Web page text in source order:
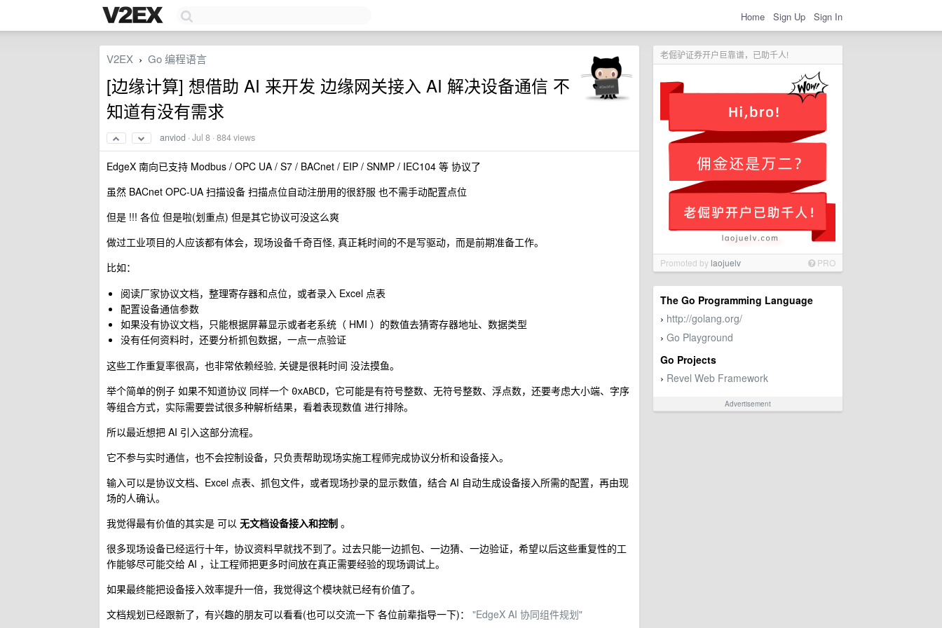
Home Sign Up Sign In
老倔驴证券开户巨靠谱，已助千人!
Promoted bylaojuelv PRO
The Go Programming Language
› http://golang.org/
› Go Playground
Go Projects
› Revel Web Framework
Advertisement
V2EX › Go 编程语言
[边缘计算] 想借助 AI 来开发 边缘网关接入 AI 解决设备通信 不
知道有没有需求
anviod ·Jul 8 · 884 views
EdgeX 南向已支持 Modbus / OPC UA / S7 / BACnet / EIP / SNMP / IEC104 等 协议了
虽然 BACnet OPC-UA 扫描设备 扫描点位自动注册用的很舒服 也不需手动配置点位
但是 !!! 各位 但是啦(划重点) 但是其它协议可没这么爽
做过工业项目的人应该都有体会，现场设备千奇百怪, 真正耗时间的不是写驱动，而是前期准备工作。
比如：
阅读厂家协议文档，整理寄存器和点位，或者录入 Excel 点表
配置设备通信参数
如果没有协议文档，只能根据屏幕显示或者老系统（ HMI ）的数值去猜寄存器地址、数据类型
没有任何资料时，还要分析抓包数据，一点一点验证
这些工作重复率很高，也非常依赖经验, 关键是很耗时间 没法摸鱼。
举个简单的例子 如果不知道协议 同样一个 0xABCD，它可能是有符号整数、无符号整数、浮点数，还要考虑大小端、字序
等组合方式，实际需要尝试很多种解析结果，看着表现数值 进行排除。
所以最近想把 AI 引入这部分流程。
它不参与实时通信，也不会控制设备，只负责帮助现场实施工程师完成协议分析和设备接入。
输入可以是协议文档、Excel 点表、抓包文件，或者现场抄录的显示数值，结合 AI 自动生成设备接入所需的配置，再由现
场的人确认。
我觉得最有价值的其实是 可以 无文档设备接入和控制 。
很多现场设备已经运行十年，协议资料早就找不到了。过去只能一边抓包、一边猜、一边验证，希望以后这些重复性的工
作能够尽可能交给 AI ，让工程师把更多时间放在真正需要经验的现场调试上。
如果最终能把设备接入效率提升一倍，我觉得这个模块就已经有价值了。
文档规划已经跟新了，有兴趣的朋友可以看看(也可以交流一下 各位前辈指导一下)： "EdgeX AI 协同组件规划"